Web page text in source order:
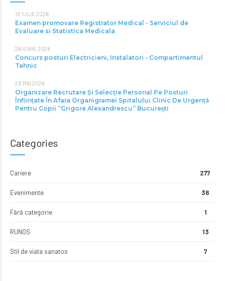
10 IULIE 2026
Examen promovare Registrator Medical - Serviciul de
Evaluare si Statistica Medicala
26 IUNIE 2026
Concurs posturi Electricieni, Instalatori - Compartimentul
Tehnic
28 MAI 2026
Organizare Recrutare Și Selecție Personal Pe Posturi
Înființate În Afara Organigramei Spitalului Clinic De Urgență
Pentru Copii “Grigore Alexandrescu” Bucureşti
Categories
Cariere 277
Evenimente 36
Fără categorie 1
RUNOS 13
Stil de viata sanatos 7